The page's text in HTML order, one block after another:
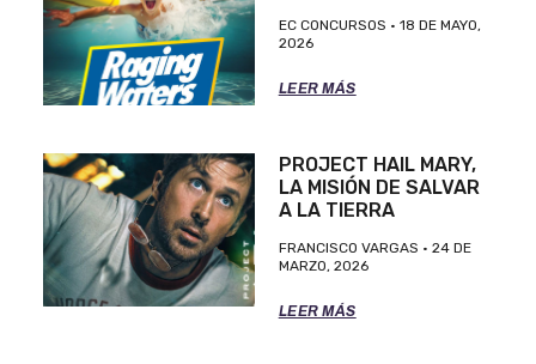
EC CONCURSOS
18 DE MAYO,
2026
LEER MÁS
PROJECT HAIL MARY,
LA MISIÓN DE SALVAR
A LA TIERRA
FRANCISCO VARGAS
24 DE
MARZO, 2026
LEER MÁS